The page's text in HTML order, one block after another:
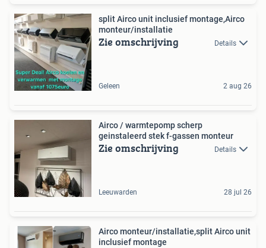
split Airco unit inclusief montage,Airco
monteur/installatie
Zie omschrijving Details
Geleen 2 aug 26
Airco / warmtepomp scherp
geinstaleerd stek f-gassen monteur
Zie omschrijving Details
Leeuwarden 28 jul 26
Airco monteur/installatie,split Airco unit
inclusief montage